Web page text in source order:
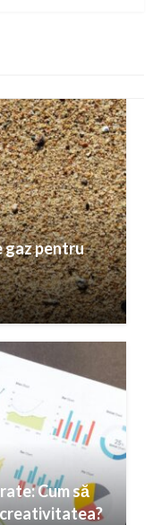
gaz pentru
Cum să